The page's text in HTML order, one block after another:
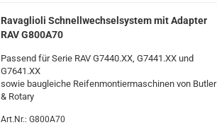
Ra­vaglio­li Schnell­wech­sel­sys­tem mit Ad­ap­ter
RAV G800A70
Pas­send für Serie RAV G7440.XX, G7441.XX und
G7641.XX
sowie bau­glei­che Rei­fen­mon­tier­ma­schi­nen von But­ler
& Ro­ta­ry
Art.Nr.: G800A70